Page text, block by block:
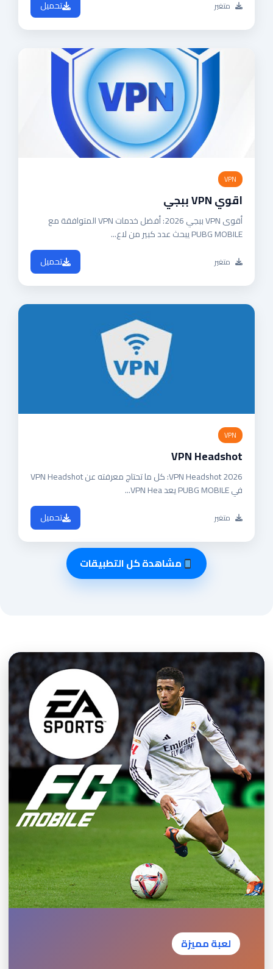
متغير تحميل
VPN
اقوي VPN ببجي
أقوى VPN ببجي 2026: أفضل خدمات VPN المتوافقة مع
PUBG MOBILE يبحث عدد كبير من لاع...
متغير تحميل
VPN
VPN Headshot
VPN Headshot 2026: كل ما تحتاج معرفته عن VPN Headshot
في PUBG MOBILE يعد VPN Hea...
متغير تحميل
مشاهدة كل التطبيقات
لعبة مميزة